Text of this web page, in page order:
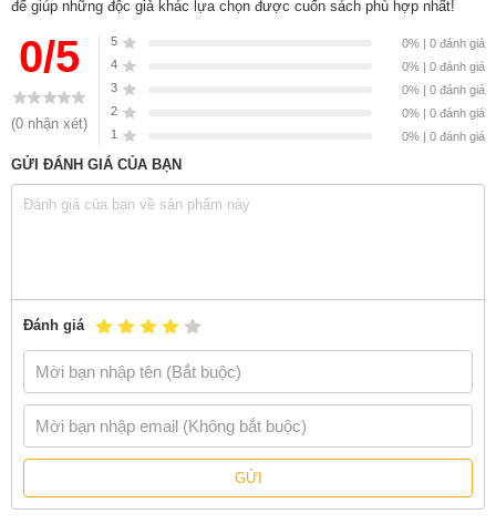
online NetaBooks với ưu đãi Bao sách miễn phí và Gian hàng
NetaBooks tại Tiki với ưu đãi Bao sách miễn phí và tặng Bookmark
để giúp những độc giả khác lựa chọn được cuốn sách phù hợp nhất!
0/5
(0 nhận xét)
5
0% | 0 đánh giá
4
0% | 0 đánh giá
3
0% | 0 đánh giá
2
0% | 0 đánh giá
1
0% | 0 đánh giá
GỬI ĐÁNH GIÁ CỦA BẠN
Đánh giá
GỬI